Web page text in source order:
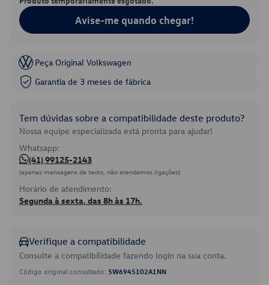
Avise-me quando chegar!
Peça Original Volkswagen
Garantia de 3 meses de fábrica
Tem dúvidas sobre a compatibilidade deste produto?
Nossa equipe especializada está pronta para ajudar!
Whatsapp:
(41) 99125-2143
(apenas mensagens de texto, não atendemos ligações)
Horário de atendimento:
Segunda à sexta, das 8h às 17h.
Verifique a compatibilidade
Consulte a compatibilidade fazendo login na sua conta.
Código original consultado: 5W6945102A1NN